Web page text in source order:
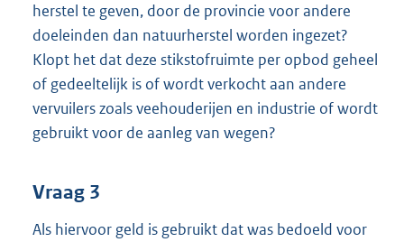
herstel te geven, door de provincie voor andere
doeleinden dan natuurherstel worden ingezet?
Klopt het dat deze stikstofruimte per opbod geheel
of gedeeltelijk is of wordt verkocht aan andere
vervuilers zoals veehouderijen en industrie of wordt
gebruikt voor de aanleg van wegen?
Vraag 3
Als hiervoor geld is gebruikt dat was bedoeld voor